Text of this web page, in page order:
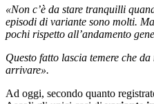
«Non c’è da stare tranquilli
episodi di variante sono molti.
pochi rispetto all’andamento
Questo fatto lascia temere che
arrivare».
Ad oggi, secondo quanto